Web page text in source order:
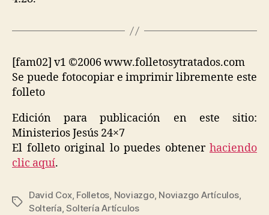
[fam02] v1 ©2006 www.folletosytratados.com
Se puede fotocopiar e imprimir libremente este
folleto
Edición para publicación en este sitio:
Ministerios Jesús 24×7
El folleto original lo puedes obtener haciendo
clic aquí.
Etiquetas
David Cox, Folletos, Noviazgo, Noviazgo Artículos,
Soltería,Soltería Artículos